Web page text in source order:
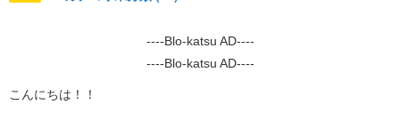
----Blo-katsu AD----
----Blo-katsu AD----
こんにちは！！